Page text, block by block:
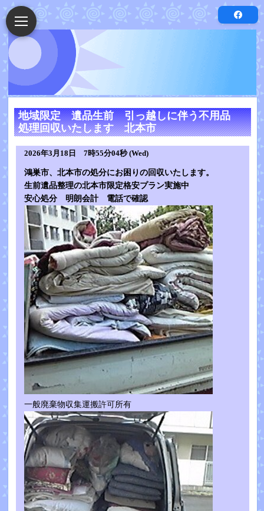
地域限定 遺品生前 引っ越しに伴う不用品
処理回収いたします 北本市
2026年3月18日 7時55分04秒 (Wed)
鴻巣市、北本市の処分にお困りの回収いたします。
生前遺品整理の北本市限定格安プラン実施中
安心処分 明朗会計 電話で確認
一般廃棄物収集運搬許可所有